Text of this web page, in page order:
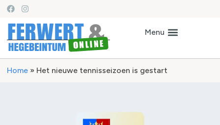
Home » Het nieuwe tennisseizoen is gestart